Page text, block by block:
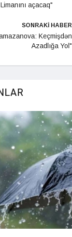
Limanını açacaq"
SONRAKİ HABER
Keçmişdən
Azadlığa Yol"